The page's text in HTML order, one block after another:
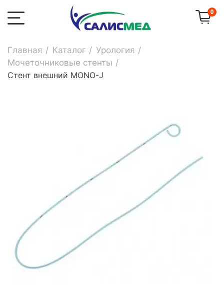
0
Главная Каталог
Урология
Мочеточниковые стенты
Стент внешний MONO-J